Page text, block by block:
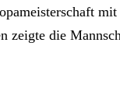
zeigte die